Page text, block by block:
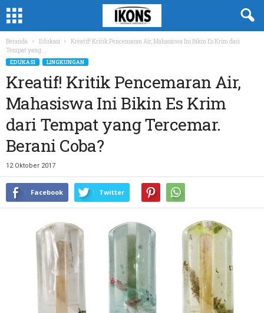
Beranda Edukasi
Kreatif! Kritik Pencemaran Air, Mahasiswa Ini Bikin Es Krim dari
Tempat yang...
EDUKASI LINGKUNGAN
Kreatif! Kritik Pencemaran Air,
Mahasiswa Ini Bikin Es Krim
dari Tempat yang Tercemar.
Berani Coba?
12 Oktober 2017
Facebook Twitter